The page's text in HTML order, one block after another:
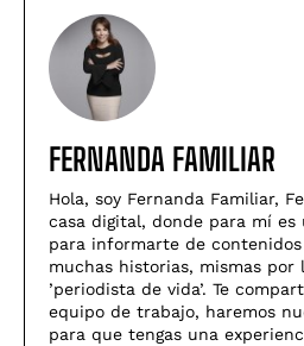
FERNANDA FAMILIAR
Hola, soy Fernanda Familiar,
casa digital, donde para mí
para informarte de
muchas historias, mismas por
’periodista de vida’. Te
equipo de trabajo, haremos
para que tengas una